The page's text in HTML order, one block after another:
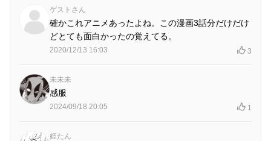
ゲストさん
確かこれアニメあったよね。この漫画3話分だけだけ
どとても面白かったの覚えてる。
2020/12/13 16:03 3
未未未
感服
2024/09/18 20:05 1
姫たん